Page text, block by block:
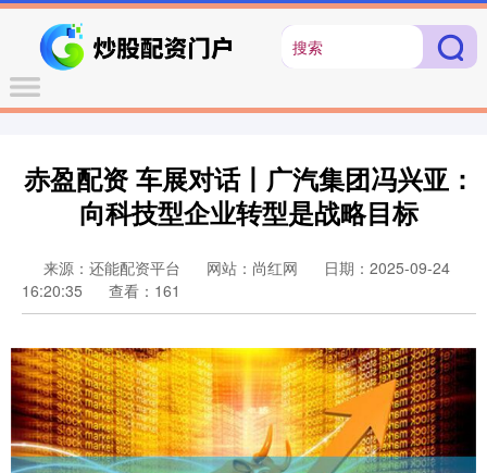
赤盈配资 车展对话丨广汽集团冯兴亚：
向科技型企业转型是战略目标
来源：还能配资平台 网站：尚红网
日期：2025-09-24
16:20:35
查看：161